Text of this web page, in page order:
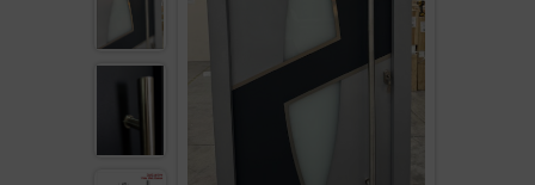
AUF LAGER
VON KUNDEN VERKAUFT
GEFRÄST
SEITENTEIL